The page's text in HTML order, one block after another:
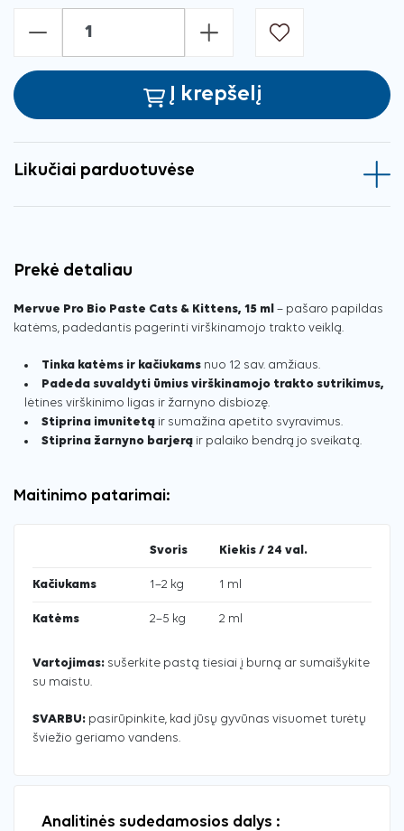
- +
Į krepšelį
Likučiai parduotuvėse
Prekė detaliau
Mervue Pro Bio Paste Cats & Kittens, 15 ml – pašaro papildas
katėms, padedantis pagerinti virškinamojo trakto veiklą.
Tinka katėms ir kačiukams nuo 12 sav. amžiaus.
Padeda suvaldyti ūmius virškinamojo trakto sutrikimus,
lėtines virškinimo ligas ir žarnyno disbiozę.
Stiprina imunitetą ir sumažina apetito svyravimus.
Stiprina žarnyno barjerą ir palaiko bendrą jo sveikatą.
Maitinimo patarimai:
Svoris Kiekis / 24 val.
Kačiukams 1–2 kg 1 ml
Katėms 2–5 kg 2 ml
Vartojimas: sušerkite pastą tiesiai į burną ar sumaišykite
su maistu.
SVARBU: pasirūpinkite, kad jūsų gyvūnas visuomet turėtų
šviežio geriamo vandens.
Analitinės sudedamosios dalys :